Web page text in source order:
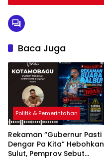
Baca Juga
Politik & Pemerintahan
Rekaman “Gubernur Pasti
Dengar Pa Kita” Hebohkan
Sulut, Pemprov Sebut